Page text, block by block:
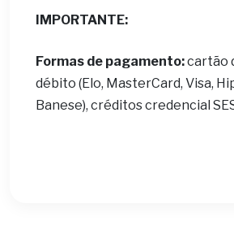
IMPORTANTE:
Formas de pagamento:cartão
débito (Elo, MasterCard, Visa,
Banese), créditos credencial